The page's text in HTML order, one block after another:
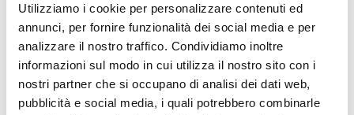
Utilizziamo i cookie per personalizzare contenuti ed
annunci, per fornire funzionalità dei social media e per
analizzare il nostro traffico. Condividiamo inoltre
informazioni sul modo in cui utilizza il nostro sito con i
nostri partner che si occupano di analisi dei dati web,
pubblicità e social media, i quali potrebbero combinarle
Il canyoning nella Val Maor non è solo un'esperienza
avventurosa, ma anche un viaggio emozionante
attraversouna delle forre più belle d'Europa, ogni passo
è un'opportunità per immergersi completamente nella
natura selvaggia. ​